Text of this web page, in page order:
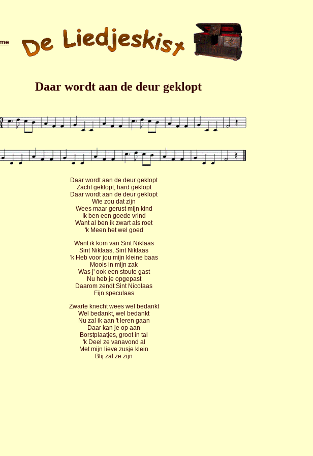
Daar wordt aan de deur geklopt
Daar wordt aan de deur geklopt
Zacht geklopt, hard geklopt
Daar wordt aan de deur geklopt
Wie zou dat zijn
Wees maar gerust mijn kind
Ik ben een goede vrind
Want al ben ik zwart als roet
'k Meen het wel goed
Want ik kom van Sint Niklaas
Sint Niklaas, Sint Niklaas
'k Heb voor jou mijn kleine baas
Moois in mijn zak
Was j' ook een stoute gast
Nu heb je opgepast
Daarom zendt Sint Nicolaas
Fijn speculaas
Zwarte knecht wees wel bedankt
Wel bedankt, wel bedankt
Nu zal ik aan 't leren gaan
Daar kan je op aan
Borstplaatjes, groot in tal
'k Deel ze vanavond al
Met mijn lieve zusje klein
Blij zal ze zijn